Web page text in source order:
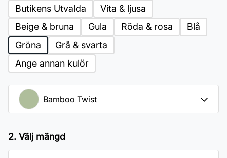
Butikens Utvalda
Vita & ljusa
Beige & bruna
Gula Röda & rosa
Blå
Gröna
Grå & svarta
Ange annan kulör
2. Välj mängd